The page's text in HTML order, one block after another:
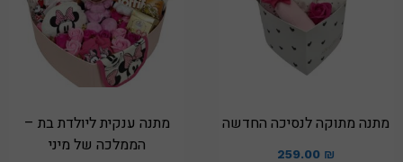
מתנה מתוקה לנסיכה החדשה
259.00 ₪
מתנה ענקית ליולדת בת –
הממלכה של מיני